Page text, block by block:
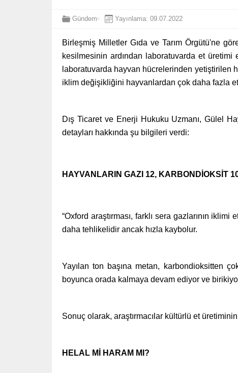
Gündem Yayınlama: 09.07.2022
Birleşmiş Milletler Gıda ve Tarım Örgütü'ne
kesilmesinin ardından laboratuvarda et üretimi
laboratuvarda hayvan hücrelerinden yetiştirilen
iklim değişikliğini hayvanlardan çok daha fazla
Dış Ticaret ve Enerji Hukuku Uzmanı, Gülel
detayları hakkında şu bilgileri verdi:
HAYVANLARIN GAZI 12, KARBONDİOKSİT
“Oxford araştırması, farklı sera gazlarının
daha tehlikelidir ancak hızla kaybolur.
Yayılan ton başına metan, karbondioksitten
boyunca orada kalmaya devam ediyor ve
Sonuç olarak, araştırmacılar kültürlü et
HELAL Mİ HARAM MI?